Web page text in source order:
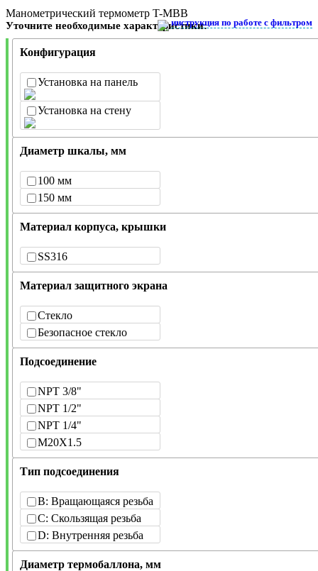
Манометрический термометр T-MBB
Уточните необходимые характеристики:инструкция по работе с фильтром
Конфигурация
Установка на панель
Установка на стену
Диаметр шкалы, мм
100 мм
150 мм
Материал корпуса, крышки
SS316
Материал защитного экрана
Стекло
Безопасное стекло
Подсоединение
NPT 3/8"
NPT 1/2"
NPT 1/4"
M20X1.5
Тип подсоединения
B: Вращающаяся резьба
C: Скользящая резьба
D: Внутренняя резьба
Диаметр термобаллона, мм